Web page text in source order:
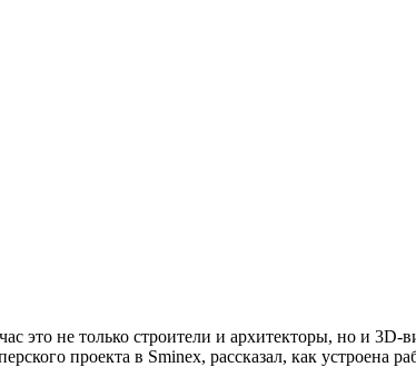
это не только строители и архитекторы, но и
проекта в Sminex, рассказал, как устроена